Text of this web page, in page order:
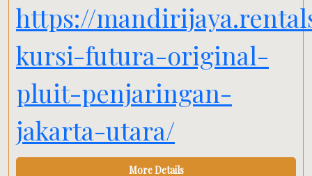
https://
kursi-futura-original-
pluit-penjaringan-
jakarta-utara/
More Details